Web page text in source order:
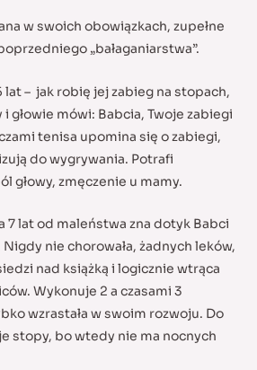
w swoich obowiązkach, zupełne
„bałaganiarstwa”.
lat – jak robię jej zabieg na stopach,
i głowie mówi: Babcia, Twoje zabiegi
tenisa upomina się o zabiegi,
do wygrywania. Potrafi
głowy, zmęczenie u mamy.
7 lat od maleństwa zna dotyk Babci
nie chorowała, żadnych leków,
nad książką i logicznie wtrąca
Wykonuje 2 a czasami 3
wzrastała w swoim rozwoju. Do
stopy, bo wtedy nie ma nocnych